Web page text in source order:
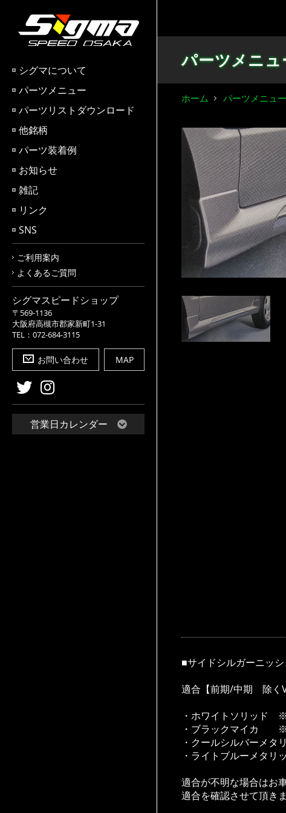
シグマについて
パーツメニュー
パーツリストダウンロード
他銘柄
パーツ装着例
お知らせ
雑記
リンク
SNS
ご利用案内
よくあるご質問
シグマスピードショップ
〒569-1136
大阪府高槻市郡家新町1-31
TEL：072-684-3115
お問い合わせ MAP
営業日カレンダー
パーツメニュ
ホーム パーツメニュー
■サイドシルガーニッ
適合【前期/中期 除く
・ホワイトソリッド
・ブラックマイカ
・クールシルバーメタ
・ライトブルーメタリ
適合が不明な場合はお
適合を確認させて頂きま